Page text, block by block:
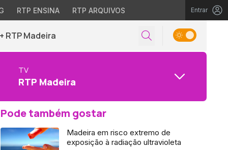
RTP ENSINA RTP ARQUIVOS Entrar
+ RTP Madeira
TV
RTP Madeira
Pode também gostar
Madeira em risco extremo de
exposição à radiação ultravioleta